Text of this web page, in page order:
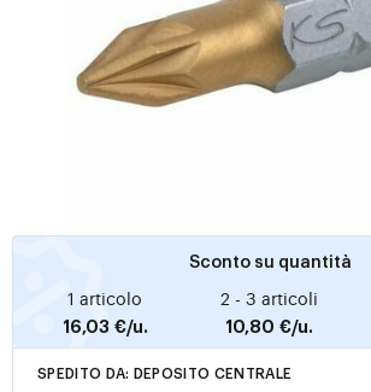
Sconto su quantità
1 articolo
16,03 €/u.
2 - 3 articoli
10,80 €/u.
SPEDITO DA: DEPOSITO CENTRALE